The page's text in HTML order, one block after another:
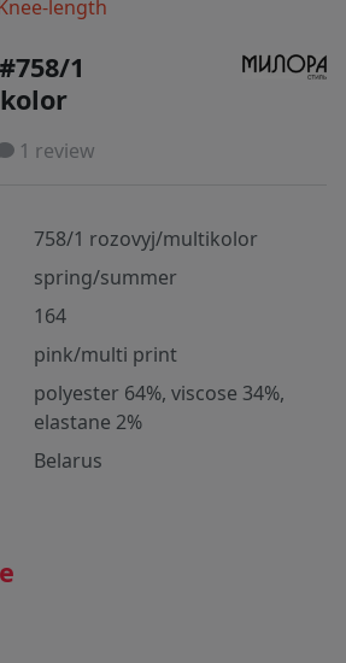
length
1
1 review
758/1 rozovyj/multikolor
spring/summer
164
pink/multi print
polyester 64%, viscose 34%,
elastane 2%
Belarus